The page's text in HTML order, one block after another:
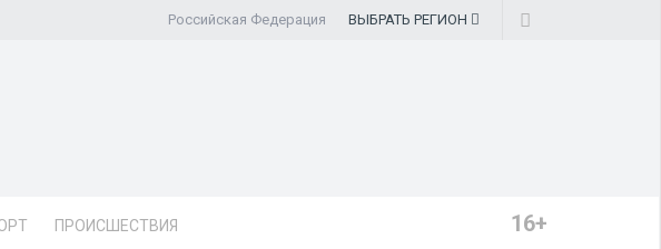
Российская Федерация ВЫБРАТЬ РЕГИОН
ПРОИСШЕСТВИЯ 16+